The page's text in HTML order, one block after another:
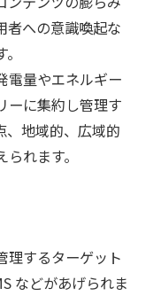
者への意識喚起な
電量やエネルギー
ーに集約し管理す
、地域的、広域的
れます。
理するターゲット
などがあげられま